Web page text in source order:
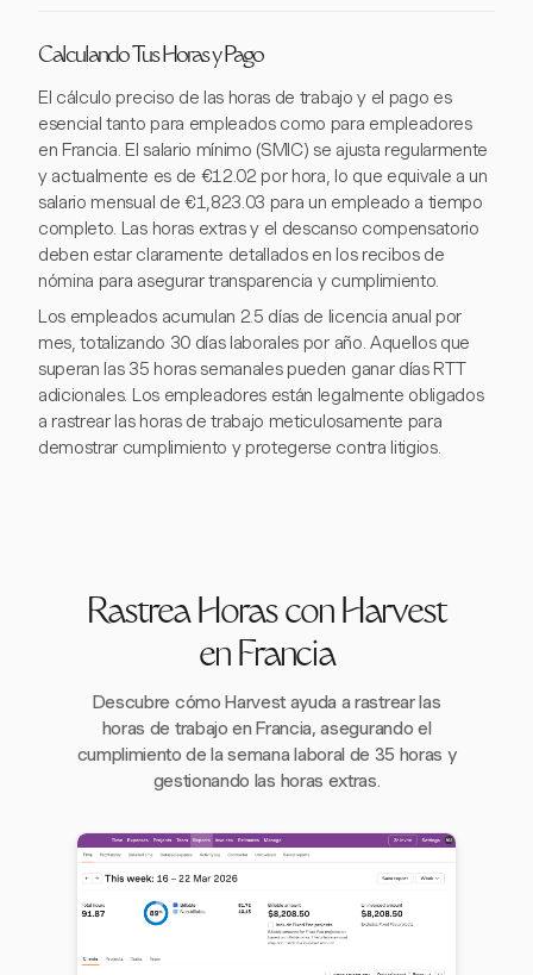
Calculando Tus Horas y Pago
El cálculo preciso de las horas de trabajo y el pago es
esencial tanto para empleados como para empleadores
en Francia. El salario mínimo (SMIC) se ajusta regularmente
y actualmente es de €12.02 por hora, lo que equivale a un
salario mensual de €1,823.03 para un empleado a tiempo
completo. Las horas extras y el descanso compensatorio
deben estar claramente detallados en los recibos de
nómina para asegurar transparencia y cumplimiento.
Los empleados acumulan 2.5 días de licencia anual por
mes, totalizando 30 días laborales por año. Aquellos que
superan las 35 horas semanales pueden ganar días RTT
adicionales. Los empleadores están legalmente obligados
a rastrear las horas de trabajo meticulosamente para
demostrar cumplimiento y protegerse contra litigios.
Rastrea Horas con Harvest
en Francia
Descubre cómo Harvest ayuda a rastrear las
horas de trabajo en Francia, asegurando el
cumplimiento de la semana laboral de 35 horas y
gestionando las horas extras.